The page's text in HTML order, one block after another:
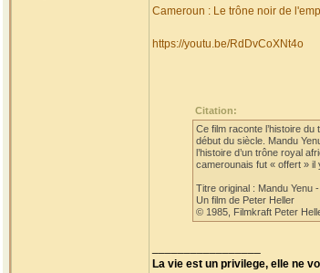
Cameroun : Le trône noir de
https://youtu.be/RdDvCoXNt4o
Citation:
Ce film raconte l’histoire
début du siècle. Mandu
l’histoire d’un trône royal
camerounais fut « offert » il
Titre original : Mandu Yenu
Un film de Peter Heller
© 1985, Filmkraft Peter
La vie est un privilege, elle ne